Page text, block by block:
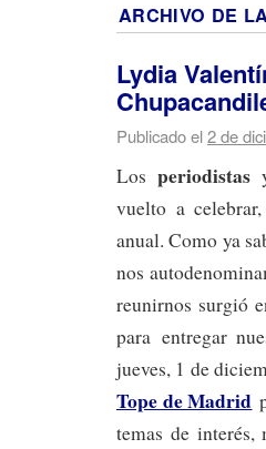
ARCHIVO DE
Lydia
Publicado el2 de
Los periodistas
vuelto a
anual. Como ya
nos
reunirnos surgió
para entregar
jueves, 1 de
Tope de Madrid
temas de